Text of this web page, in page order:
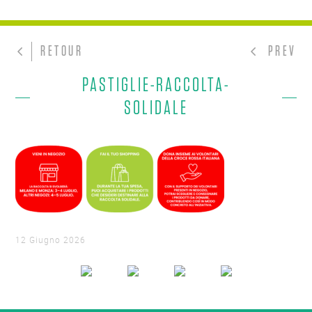
RETOUR PREV
PASTIGLIE-RACCOLTA-
SOLIDALE
12 Giugno 2026